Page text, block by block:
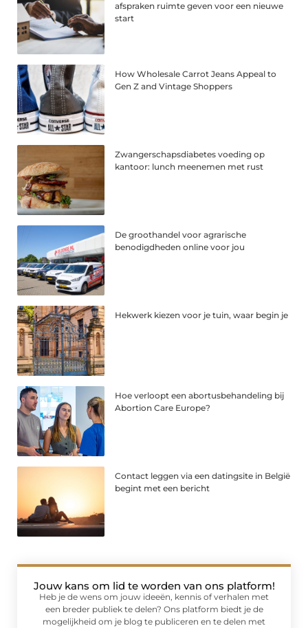
afspraken ruimte geven voor een nieuwe
start
How Wholesale Carrot Jeans Appeal to
Gen Z and Vintage Shoppers
Zwangerschapsdiabetes voeding op
kantoor: lunch meenemen met rust
De groothandel voor agrarische
benodigdheden online voor jou
Hekwerk kiezen voor je tuin, waar begin je
Hoe verloopt een abortusbehandeling bij
Abortion Care Europe?
Contact leggen via een datingsite in België
begint met een bericht
Jouw kans om lid te worden van ons platform!
Heb je de wens om jouw ideeën, kennis of verhalen met
een breder publiek te delen? Ons platform biedt je de
mogelijkheid om je blog te publiceren en te delen met